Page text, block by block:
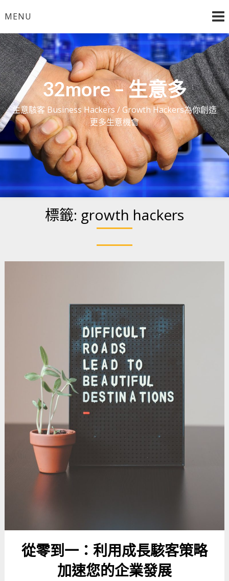
toMENU
32more – 生意多
生意駭客 Business Hackers / Growth Hackers為你創造
更多生意機會
標籤: growth hackers
從零到一：利用成長駭客策略
加速您的企業發展